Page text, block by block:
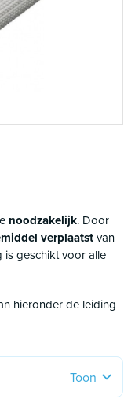
noodzakelijk. Door
verplaatstvan
is geschikt voor alle
hieronder de leiding
Toon